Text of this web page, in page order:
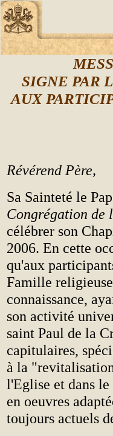
SIGNE PAR
AUX
Révérend Père,
Sa Sainteté le
Congrégation de
célébrer son
2006. En cette
qu'aux
Famille
connaissance,
son activité
saint Paul de la
capitulaires,
à la
l'Eglise et dans
en oeuvres
toujours actuels